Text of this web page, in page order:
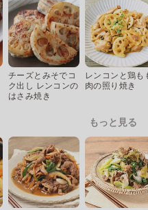
チーズとみそでコ
ク出し レンコンの
はさみ焼き
レンコンと鶏も
肉の照り焼き
もっと見る